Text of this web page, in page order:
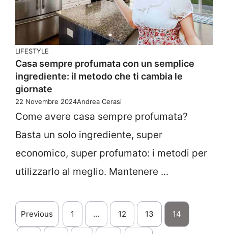
LIFESTYLE
Casa sempre profumata con un semplice
ingrediente: il metodo che ti cambia le
giornate
22 Novembre 2024Andrea Cerasi
Come avere casa sempre profumata?
Basta un solo ingrediente, super
economico, super profumato: i metodi per
utilizzarlo al meglio. Mantenere ...
Previous 1 … 12 13 14